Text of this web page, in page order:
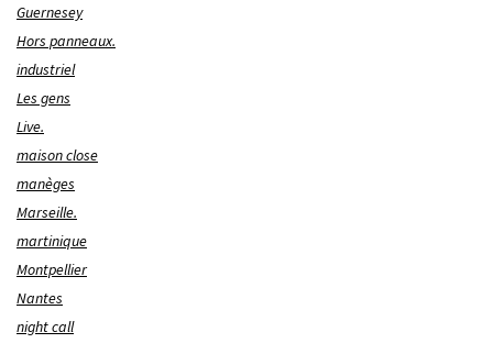
Guernesey
Hors panneaux.
industriel
Les gens
Live.
maison close
manèges
Marseille.
martinique
Montpellier
Nantes
night call